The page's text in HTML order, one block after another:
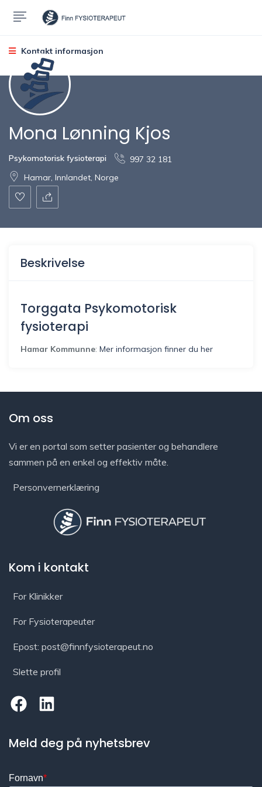
Kontakt informasjon
Mona Lønning Kjos
Psykomotorisk fysioterapi
997 32 181
Hamar, Innlandet, Norge
Beskrivelse
Torggata Psykomotorisk
fysioterapi
Hamar Kommunne: Mer informasjon finner du her
Om oss
Vi er en portal som setter pasienter og behandlere
sammen på en enkel og effektiv måte.
Personvernerklæring
Kom i kontakt
For Klinikker
For Fysioterapeuter
Epost: post@finnfysioterapeut.no
Slette profil
Meld deg på nyhetsbrev